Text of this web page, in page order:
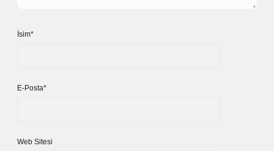
İsim*
E-Posta*
Web Sitesi